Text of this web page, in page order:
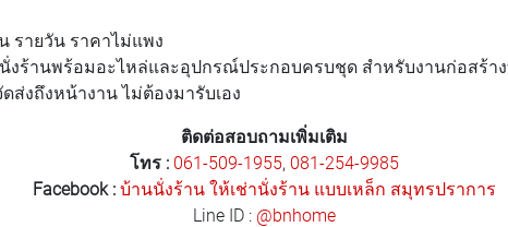
รายวัน ราคาไม่แพง
งร้านพร้อมอะไหล่และอุปกรณ์ประกอบครบชุด สำหรับงานก่อสร้า
ส่งถึงหน้างาน ไม่ต้องมารับเอง
ติดต่อสอบถามเพิ่มเติม
โทร : 061-509-1955, 081-254-9985
Facebook : บ้านนั่งร้าน ให้เช่านั่งร้าน แบบเหล็ก สมุทรปราการ
Line ID : @bnhome